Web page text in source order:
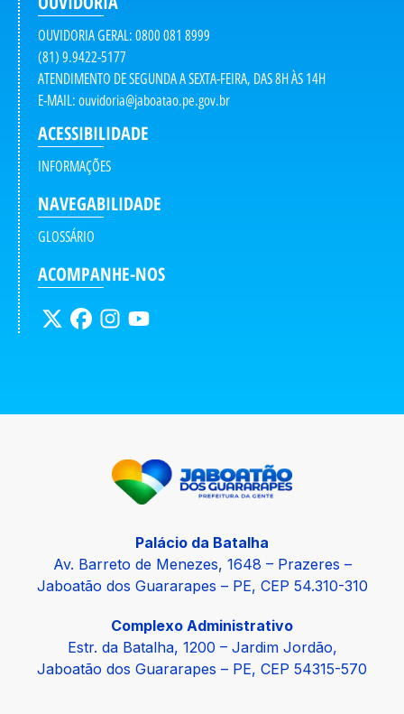
OUVIDORIA GERAL: 0800 081 8999
(81) 9.9422-5177
ATENDIMENTO DE SEGUNDA A SEXTA-FEIRA, DAS 8H ÀS 14H
E-MAIL: ouvidoria@jaboatao.pe.gov.br
ACESSIBILIDADE
INFORMAÇÕES
NAVEGABILIDADE
GLOSSÁRIO
ACOMPANHE-NOS
Palácio da Batalha
Av. Barreto de Menezes, 1648 – Prazeres –
Jaboatão dos Guararapes – PE, CEP 54.310-310
Complexo Administrativo
Estr. da Batalha, 1200 – Jardim Jordão,
Jaboatão dos Guararapes – PE, CEP 54315-570